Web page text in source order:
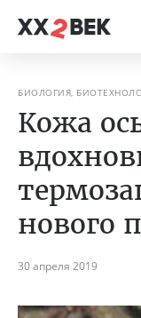
БИОЛОГИЯ,
Кожа
нового
30 апреля 2019